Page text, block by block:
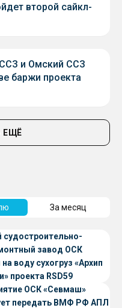
второй сайкл-
и Омский ССЗ
баржи проекта
ЕЩЁ
За месяц
судостроительно-
завод ОСК
на воду сухогруз «Архип
проекта RSD59
ОСК «Севмаш»
передать ВМФ РФ АПЛ